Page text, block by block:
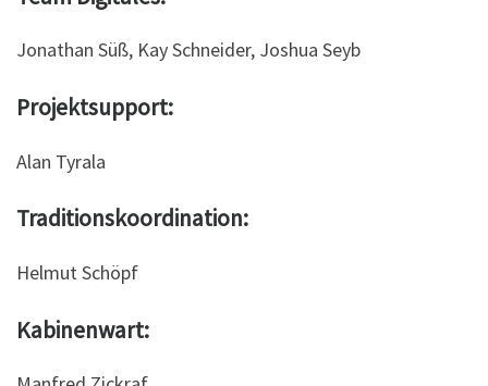
Jonathan Süß, Kay Schneider, Joshua Seyb
Projektsupport:
Alan Tyrala
Traditionskoordination:
Helmut Schöpf
Kabinenwart: